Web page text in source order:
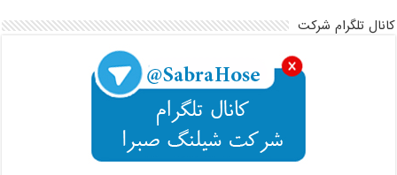
کانال تلگرام شرکت